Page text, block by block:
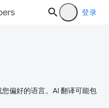
登录
偏好的语言。AI 翻译可能包